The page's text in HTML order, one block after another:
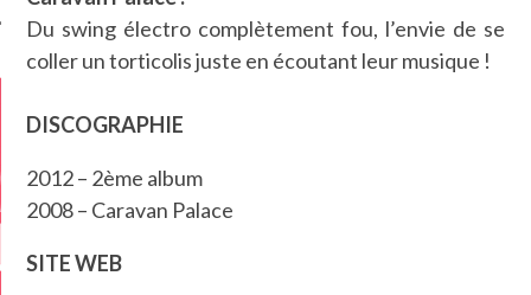
Du swing électro complètement fou, l’envie de se
coller un torticolis juste en écoutant leur musique !
DISCOGRAPHIE
2012 – 2ème album
2008 – Caravan Palace
SITE WEB